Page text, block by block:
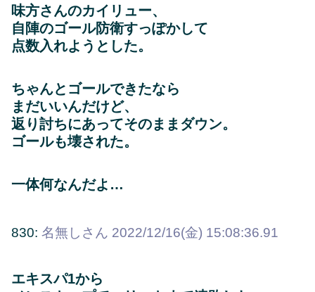
味方さんのカイリュー、
自陣のゴール防衛すっぽかして
点数入れようとした。
ちゃんとゴールできたなら
まだいいんだけど、
返り討ちにあってそのままダウン。
ゴールも壊された。
一体何なんだよ…
830: 名無しさん 2022/12/16(金) 15:08:36.91
エキスパ1から